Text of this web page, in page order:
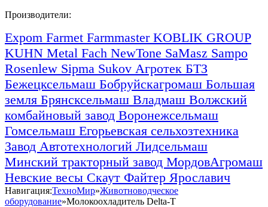
Производители:
Expom Farmet Farmmaster KOBLIK GROUP
KUHN Metal Fach NewTone SaMasz Sampo
Rosenlew Sipma Sukov Агротек БТЗ
Бежецксельмаш Бобруйскагромаш Большая
земля Брянсксельмаш Владмаш Волжский
комбайновый завод Воронежсельмаш
Гомсельмаш Егорьевская сельхозтехника
Завод Автотехнологий Лидсельмаш
Минский тракторный завод МордовАгромаш
Невские весы Скаут Файтер Ярославич
Навигация:ТехноМир»Животноводческое
оборудование»Молокоохладитель Delta-T